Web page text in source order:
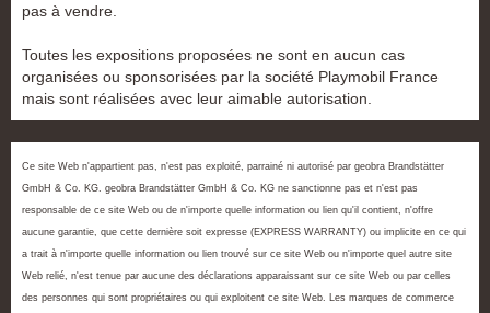
pas à vendre.
Toutes les expositions proposées ne sont en aucun cas
organisées ou sponsorisées par la société Playmobil France
mais sont réalisées avec leur aimable autorisation.
Ce site Web n'appartient pas, n'est pas exploité, parrainé ni autorisé par geobra Brandstätter
GmbH & Co. KG. geobra Brandstätter GmbH & Co. KG ne sanctionne pas et n'est pas
responsable de ce site Web ou de n'importe quelle information ou lien qu'il contient, n'offre
aucune garantie, que cette dernière soit expresse (EXPRESS WARRANTY) ou implicite en ce qui
a trait à n'importe quelle information ou lien trouvé sur ce site Web ou n'importe quel autre site
Web relié, n'est tenue par aucune des déclarations apparaissant sur ce site Web ou par celles
des personnes qui sont propriétaires ou qui exploitent ce site Web. Les marques de commerce